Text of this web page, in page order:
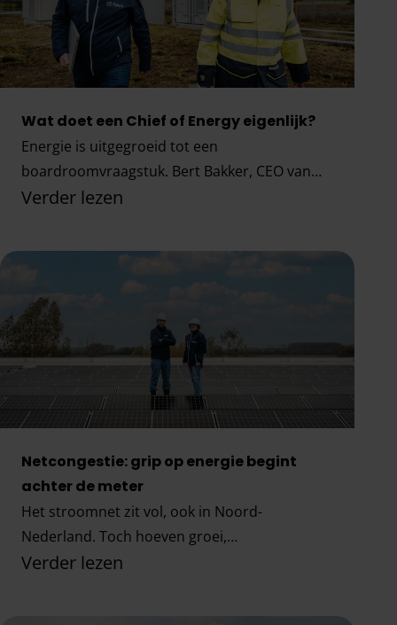
Wat doet een Chief of Energy eigenlijk?
Energie is uitgegroeid tot een
boardroomvraagstuk. Bert Bakker, CEO van
Fudura, legt uit waarom elk bedrijf een Chief of
Verder lezen
Wat doet een Chief of Energy eigenlijk?
Netcongestie: grip op energie begint
achter de meter
Het stroomnet zit vol, ook in Noord-
Nederland. Toch hoeven groei,
verduurzaming, elektrificatie en
Verder lezen